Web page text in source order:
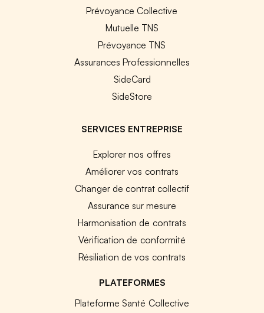
Prévoyance Collective
Mutuelle TNS
Prévoyance TNS
Assurances Professionnelles
SideCard
SideStore
SERVICES ENTREPRISE
Explorer nos offres
Améliorer vos contrats
Changer de contrat collectif
Assurance sur mesure
Harmonisation de contrats
Vérification de conformité
Résiliation de vos contrats
PLATEFORMES
Plateforme Santé Collective